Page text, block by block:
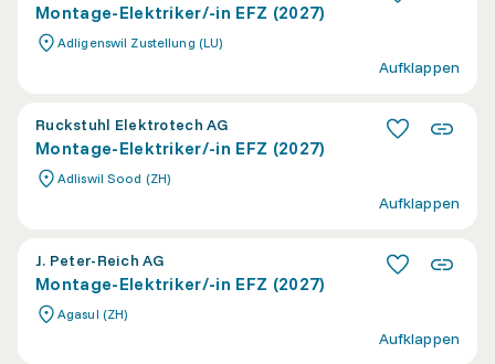
Montage-Elektriker/-in EFZ (2027)
Adligenswil Zustellung (LU)
Aufklappen
Ruckstuhl Elektrotech AG
Montage-Elektriker/-in EFZ (2027)
Adliswil Sood (ZH)
Aufklappen
J. Peter-Reich AG
Montage-Elektriker/-in EFZ (2027)
Agasul (ZH)
Aufklappen